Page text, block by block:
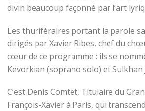
divin beaucoup façonné par l’art
Les thuriféraires portant la parole
dirigés par Xavier Ribes, chef du
cœur de ce programme : ils se
Kevorkian (soprano solo) et Sulkhan
C’est Denis Comtet, Titulaire du
François-Xavier à Paris, qui